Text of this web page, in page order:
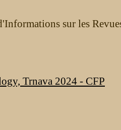
sur les
Trnava 2024 - CFP